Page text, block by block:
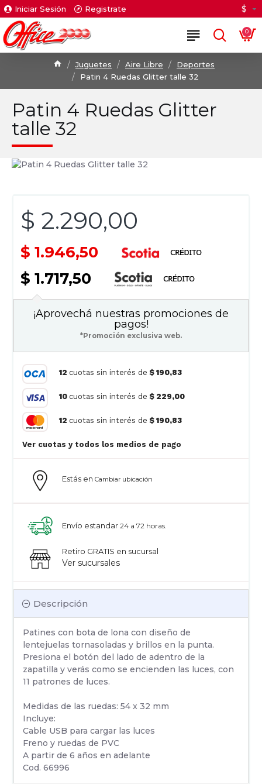
Iniciar Sesión Registrate $
0
Juguetes Aire Libre
Deportes
Patin 4 Ruedas Glitter talle 32
Patin 4 Ruedas Glitter
talle 32
$ 2.290,00
$ 1.946,50
$ 1.717,50
Descripción
Patines con bota de lona con diseño de
lentejuelas tornasoladas y brillos en la punta.
Presiona el botón del lado de adentro de la
zapatilla y verás como se encienden las luces, con
11 patrones de luces.
Medidas de las ruedas: 54 x 32 mm
Incluye:
Cable USB para cargar las luces
Freno y ruedas de PVC
A partir de 6 años en adelante
Cod. 66996
Estás en Cambiar ubicación
Envío estandar 24 a 72 horas.
Retiro GRATIS en sucursal
Ver sucursales
¡Aprovechá nuestras promociones de
pagos!
*Promoción exclusiva web.
12 cuotas sin interés de $ 190,83
10 cuotas sin interés de $ 229,00
12 cuotas sin interés de $ 190,83
Ver cuotas y todos los medios de pago